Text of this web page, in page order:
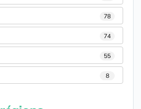
78
74
55
8